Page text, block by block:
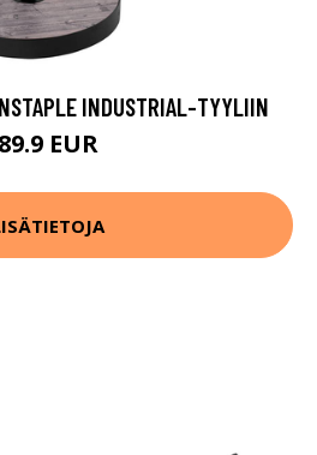
INDUSTRIAL-TYYLIIN
89.9 EUR